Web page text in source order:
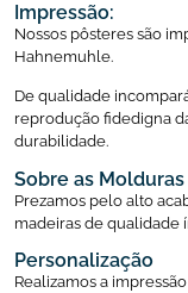
Impressão:
Nossos pôsteres são
Hahnemuhle.
De qualidade
reprodução fidedigna
durabilidade.
Sobre as Molduras
Prezamos pelo alto
madeiras de qualidade
Personalização
Realizamos a